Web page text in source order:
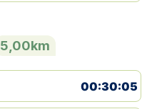
5,00km
00:30:05